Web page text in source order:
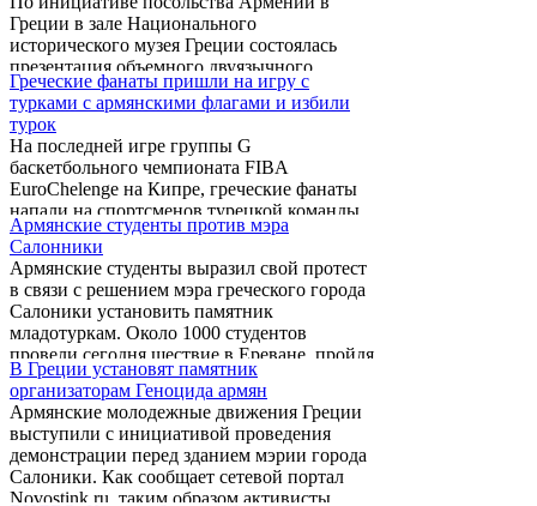
Греции в зале Национального
исторического музея Греции состоялась
презентация объемного двуязычного
издания «История армяно-греческих
военных сношений и сотрудничества»,
автором которого является военный атташе
Армении в Греции, полковник Самвел
Рамазян.
Греческие фанаты пришли на игру с
турками с армянскими флагами и избили
турок
На последней игре группы G
баскетбольного чемпионата FIBA
EuroChelenge на Кипре, греческие фанаты
напали на спортсменов турецкой команды
«Карыйака» и членов группы по
технической поддержке и избили их.
Армянские студенты против мэра
Салонники
Армянские студенты выразил свой протест
в связи с решением мэра греческого города
Салоники установить памятник
младотуркам. Около 1000 студентов
провели сегодня шествие в Ереване, пройдя
от памятника Сарьяна к посольству Греции.
В Греции установят памятник
организаторам Геноцида армян
Армянские молодежные движения Греции
выступили с инициативой проведения
демонстрации перед зданием мэрии города
Салоники. Как сообщает сетевой портал
Novostink.ru, таким образом активисты